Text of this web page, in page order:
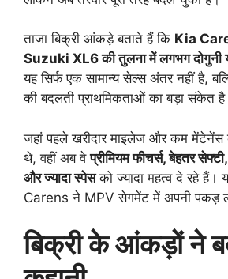
ताजा बिक्री आंकड़े बताते हैं कि Kia
Suzuki XL6 की तुलना में लगभग दोगुनी
यह सिर्फ एक सामान्य सेल्स अंतर नहीं है,
की बदलती प्राथमिकताओं का बड़ा संकेत
जहां पहले खरीदार माइलेज और कम मेंटेनेंस
थे, वहीं अब वेप्रीमियम फीचर्स, बेहतर
और ज्यादा स्पेसको ज्यादा महत्व दे रहे हैं।
Carens ने MPV सेगमेंट में अपनी पकड़
बिक्री के आंकड़ों ने